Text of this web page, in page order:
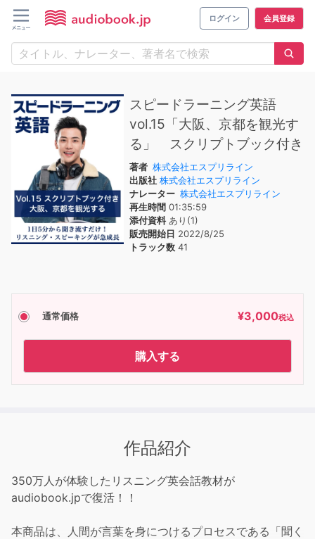
ログイン 会員登録
スピードラーニング英語
vol.15「大阪、京都を観光す
る」 スクリプトブック付き
著者 株式会社エスプリライン
出版社 株式会社エスプリライン
ナレーター 株式会社エスプリライン
再生時間 01:35:59
添付資料あり(1)
販売開始日 2022/8/25
トラック数 41
通常価格 ¥3,000税込
購入する
作品紹介
350万人が体験したリスニング英会話教材が
audiobook.jpで復活！！
本商品は、人間が言葉を身につけるプロセスである「聞く